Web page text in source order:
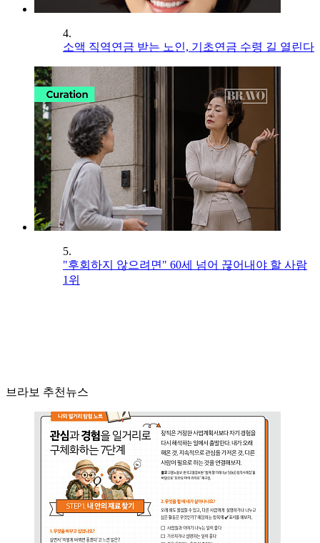
4.
소액 직역연금 받는 노인, 기초연금 수령 길 열린다
5.
"후회하지 않으려면" 60세 넘어 끊어내야 할 사람
1위
브라보 추천뉴스